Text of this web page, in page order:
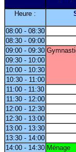
Heure :
08:00 - 08:30
08:30 - 09:00
09:00 - 09:30
09:30 - 10:00
10:00 - 10:30
10:30 - 11:00
11:00 - 11:30
11:30 - 12:00
12:00 - 12:30
12:30 - 13:00
13:00 - 13:30
13:30 - 14:00
14:00 - 14:30 Ménage